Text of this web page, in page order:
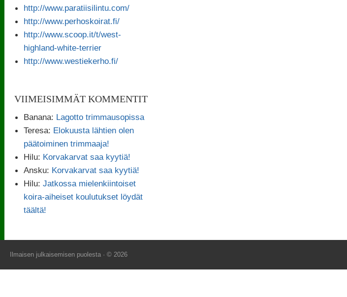
http://www.paratiisilintu.com/
http://www.perhoskoirat.fi/
http://www.scoop.it/t/west-
highland-white-terrier
http://www.westiekerho.fi/
VIIMEISIMMÄT KOMMENTIT
Banana: Lagotto trimmausopissa
Teresa: Elokuusta lähtien olen
päätoiminen trimmaaja!
Hilu: Korvakarvat saa kyytiä!
Ansku: Korvakarvat saa kyytiä!
Hilu:Jatkossa mielenkiintoiset
koira-aiheiset koulutukset löydät
täältä!
Ilmaisen julkaisemisen puolesta · © 2026